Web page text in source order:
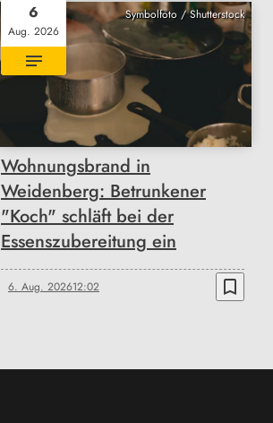
Symbolfoto / Shutterstock
6
Aug. 2026
Wohnungsbrand in
Weidenberg: Betrunkener
"Koch" schläft bei der
Essenszubereitung ein
6. Aug. 202612:02 bookmark_border